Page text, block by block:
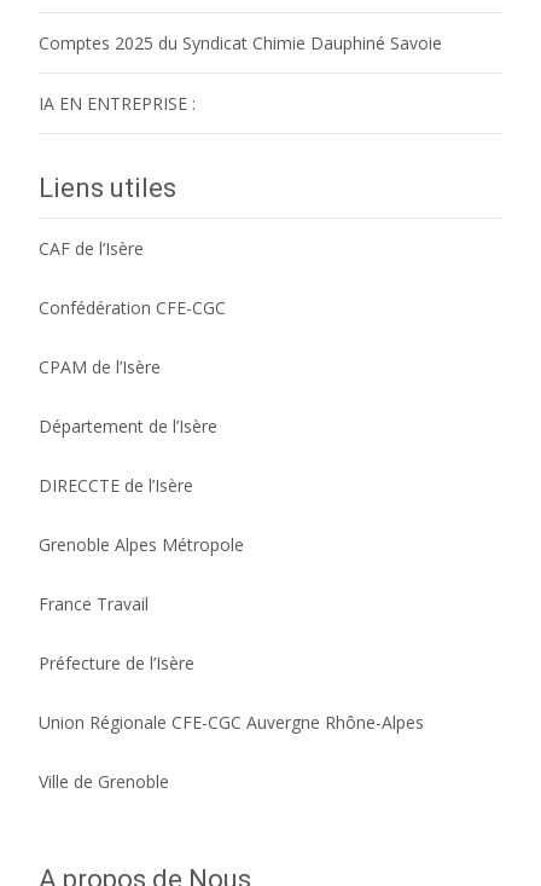
Comptes 2025 du Syndicat Chimie Dauphiné Savoie
IA EN ENTREPRISE :
Liens utiles
CAF de l’Isère
Confédération CFE-CGC
CPAM de l’Isère
Département de l’Isère
DIRECCTE de l’Isère
Grenoble Alpes Métropole
France Travail
Préfecture de l’Isère
Union Régionale CFE-CGC Auvergne Rhône-Alpes
Ville de Grenoble
A propos de Nous